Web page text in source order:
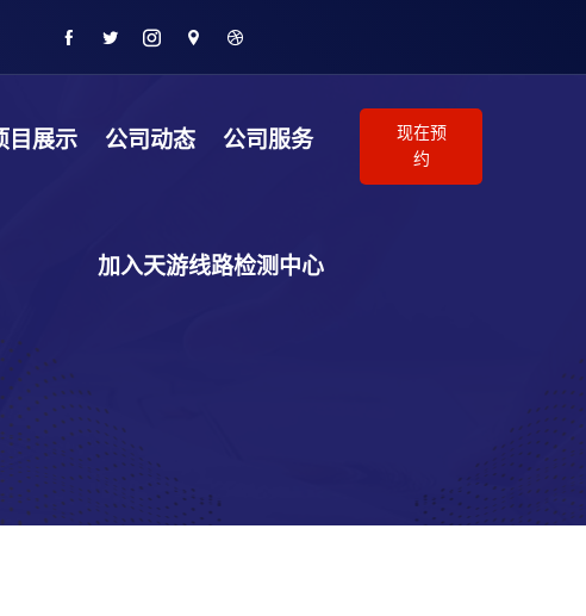
目展示 公司动态 公司服务
加入天游线路检测中心
现在预
约